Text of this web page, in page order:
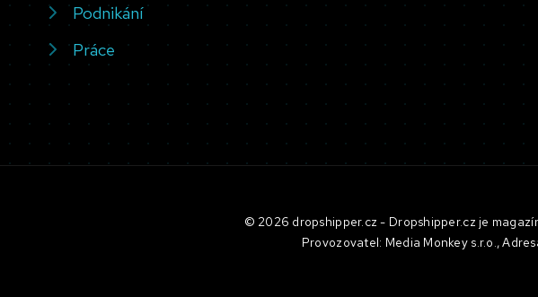
Podnikání
Práce
© 2026 dropshipper.cz - Dropshipper.cz je
Provozovatel: Media Monkey s.r.o.,